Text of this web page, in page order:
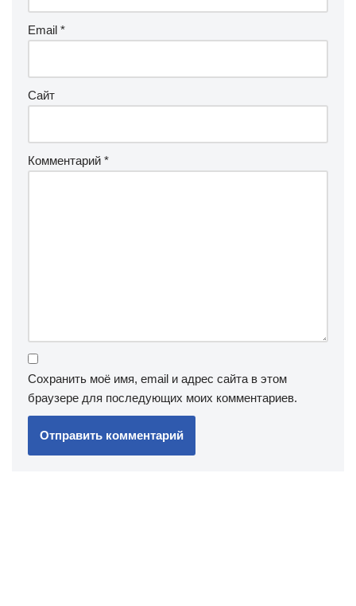
Email *
Сайт
Комментарий *
Сохранить моё имя, email и адрес сайта в этом
браузере для последующих моих комментариев.